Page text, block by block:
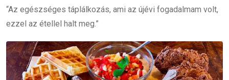
“Az egészséges táplálkozás, ami az újévi fogadalmam volt,
ezzel az étellel halt meg.”